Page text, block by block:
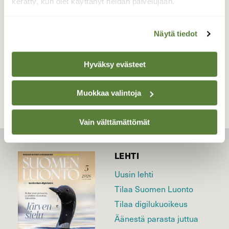
Näytä tiedot
Hyväksy evästeet
Muokkaa valintoja
Vain välttämättömät
Valokuvaaja: Markku Pelkonen, Jyväskylä
TAKAISIN LISTAAN
LEHTI
Uusin lehti
Tilaa Suomen Luonto
Tilaa digilukuoikeus
Äänestä parasta juttua